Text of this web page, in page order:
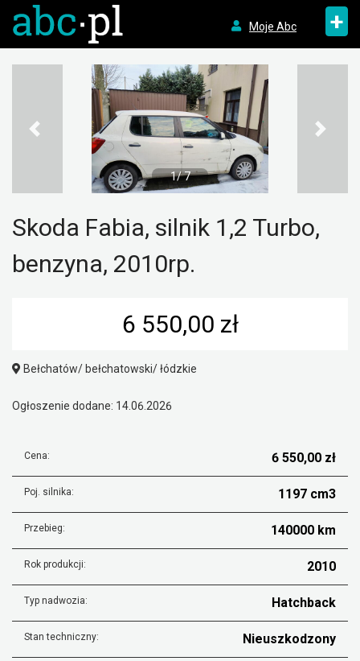
Moje Abc +
1/ 7
Skoda Fabia, silnik 1,2 Turbo,
benzyna, 2010rp.
6 550,00 zł
Bełchatów/ bełchatowski/ łódzkie
Ogłoszenie dodane: 14.06.2026
Cena: 6 550,00 zł
Poj. silnika: 1197 cm3
Przebieg: 140000 km
Rok produkcji: 2010
Typ nadwozia: Hatchback
Stan techniczny: Nieuszkodzony